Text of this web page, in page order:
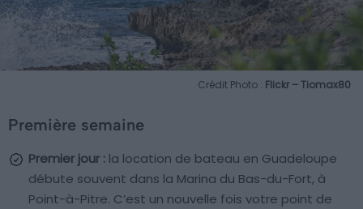
Crédit Photo : Flickr – Tiomax80
Première semaine
Premier jour : la location de bateau en Guadeloupe
débute souvent dans la Marina du Bas-du-Fort, à
Point-à-Pitre. C’est un nouvelle fois votre point de